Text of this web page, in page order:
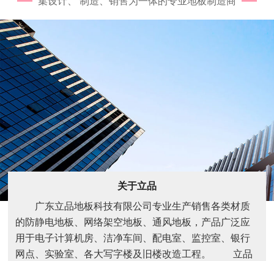
关于立品
广东立品地板科技有限公司专业生产销售各类材质
的防静电地板、网络架空地板、通风地板，产品广泛应
用于电子计算机房、洁净车间、配电室、监控室、银行
网点、实验室、各大写字楼及旧楼改造工程。 立品